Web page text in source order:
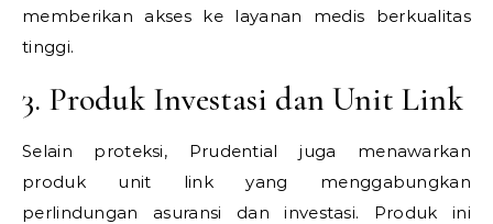
memberikan akses ke layanan medis berkualitas
tinggi.
3. Produk Investasi dan Unit Link
Selain proteksi, Prudential juga menawarkan
produk unit link yang menggabungkan
perlindungan asuransi dan investasi. Produk ini